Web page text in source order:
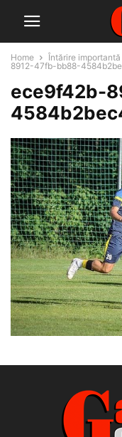
Home Întărire
8912-47fb-bb88-
ece9f42b-